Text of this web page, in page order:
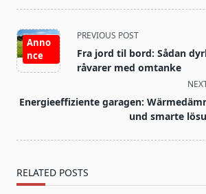
<span
class="nav-
subtitle
reader-
Anno
nce
PREVIOUS POST
Fra jord til bord: Sådan
råvarer med omtanke
Energieeffiziente garagen:
und smarte
RELATED POSTS